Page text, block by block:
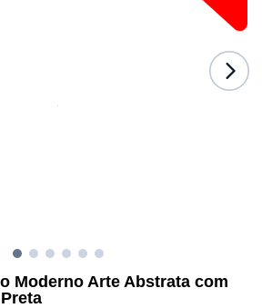
Moderno Arte Abstrata com